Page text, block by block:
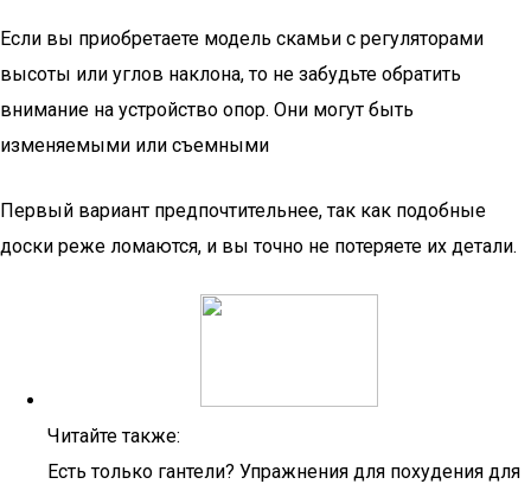
Если вы приобретаете модель скамьи с регуляторами
высоты или углов наклона, то не забудьте обратить
внимание на устройство опор. Они могут быть
изменяемыми или съемными
Первый вариант предпочтительнее, так как подобные
доски реже ломаются, и вы точно не потеряете их детали.
Читайте также:
Есть только гантели? Упражнения для похудения для